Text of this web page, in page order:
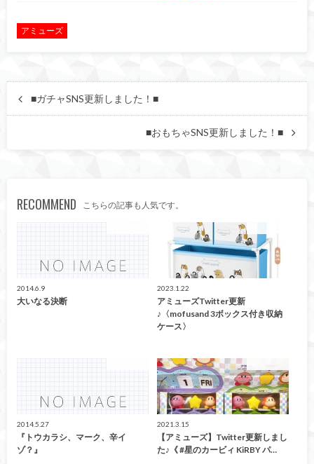
アミューズ
■ガチャSNS更新しました！■
■おもちゃSNS更新しました！■
RECOMMEND こちらの記事も人気です。
2014.6.9
大いなる決断
2023.1.22
アミューズTwitter更新
♪〈mofusand 3ボックス付き収納
ケース〉
2014.5.27
『トウカラシ、マーク、辛イ
ゾ？』
2021.3.15
【アミューズ】Twitter更新しまし
た♪《 #星のカービィ KiRBY パ…